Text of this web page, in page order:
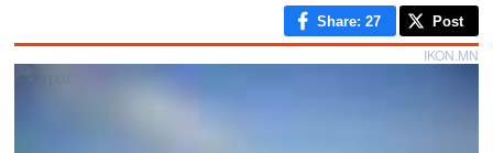
Share: 27 Post
IKON.MN